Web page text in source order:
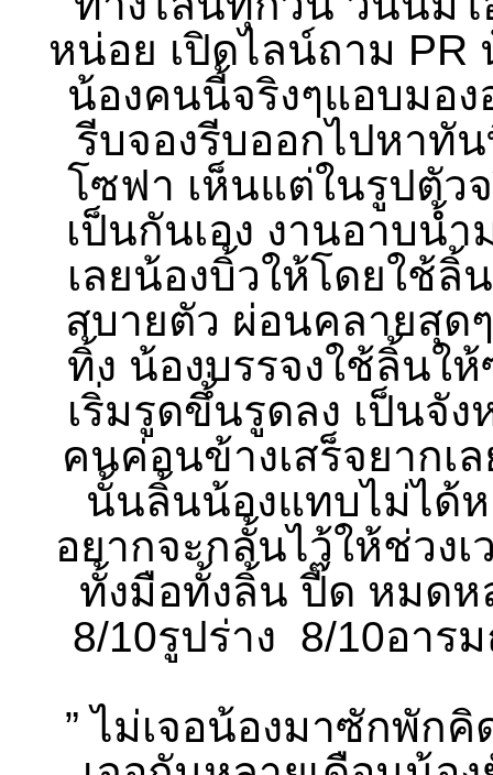
หน่อย เปิดไลน์ถาม PR
น้องคนนี้จริงๆแอบมอ
รีบจองรีบออกไปหาทัน
โซฟา เห็นแต่ในรูปตัว
เป็นกันเอง งานอาบน้
เลยน้องบิ้วให้โดยใช้
สบายตัว ผ่อนคลายสุด
ทิ้ง น้องบรรจงใช้ลิ้นใ
เริ่มรูดขึ้่นรูดลง เป็นจั
คนค่อนข้างเสร็จยากเ
นั้นลิ้นน้องแทบไม่ได้ห
อยากจะกลั้นไว้ให้ช่วง
ทั้งมือทั้งลิ้น ปี๊ด หมด
8/10รูปร่าง 8/10อาร
” ไม่เจอน้องมาซักพัก